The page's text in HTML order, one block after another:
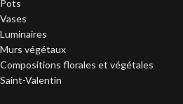
Pots
Vases
Luminaires
Murs végétaux
Compositions florales et végétales
Saint-Valentin